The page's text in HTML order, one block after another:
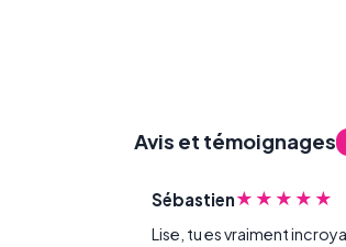
Avis et témoignages
Sébastien★★★★★
Lise, tu es vraiment